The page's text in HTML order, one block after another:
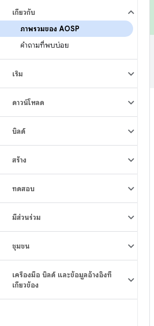
เกี่ยวกับ
ภาพรวมของ AOSP
คำถามที่พบบ่อย
เริ่ม
ดาวน์โหลด
บิลด์
สร้าง
ทดสอบ
มีส่วนร่วม
ชุมชน
เครื่องมือ บิลด์ และข้อมูลอ้างอิงที่
เกี่ยวข้อง